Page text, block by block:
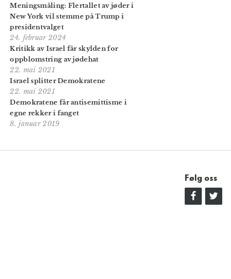
Meningsmåling: Flertallet av jøder i
New York vil stemme på Trump i
presidentvalget
24. februar 2024
Kritikk av Israel får skylden for
oppblomstring av jødehat
22. mai 2021
Israel splitter Demokratene
22. mai 2021
Demokratene får antisemittisme i
egne rekker i fanget
8. januar 2019
Følg oss